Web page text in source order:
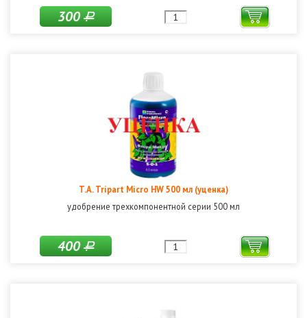
300Р
T.A. Tripart Micro HW 500 мл (уценка)
удобрение трехкомпонентной серии 500 мл
400Р